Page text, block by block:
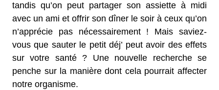
tandis qu’on peut partager son assiette à midi
avec un ami et offrir son dîner le soir à ceux qu’on
n’apprécie pas nécessairement ! Mais saviez-
vous que sauter le petit déj’ peut avoir des effets
sur votre santé ? Une nouvelle recherche se
penche sur la manière dont cela pourrait affecter
notre organisme.